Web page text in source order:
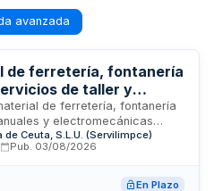
avanzada
de ferretería, fontanería
de taller y
S.L.U. en Ceuta
de ferretería, fontanería
y electromecánicas
taller y mantenimiento de la
y equipos de limpieza de
individual y material
Ceuta, S.L.U. (Servilimpce)
Pub. 03/08/2026
En Plazo